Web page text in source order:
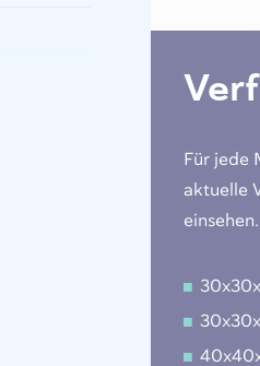
Für jede
aktuelle
einsehen.